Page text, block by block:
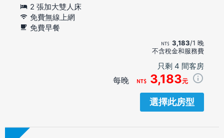
2 張加大雙人床
免費無線上網
免費早餐
3,183/1 晚
不含稅金和服務費
只剩 4 間客房
每晚 3,183元
選擇此房型